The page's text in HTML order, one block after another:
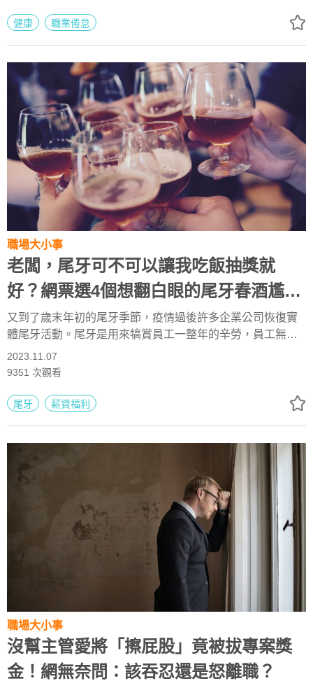
染！
健康 職業倦怠
職場大小事
老闆，尾牙可不可以讓我吃飯抽獎就
好？網票選4個想翻白眼的尾牙春酒尷尬
情境
又到了歲末年初的尾牙季節，疫情過後許多企業公司恢復實
體尾牙活動。尾牙是用來犒賞員工一整年的辛勞，員工無不
摩拳擦掌希望抽到大獎，卻又擔心另人尷尬員工表演或長官
致詞等橋段。你最想抽到什麼尾牙獎品？實體獎品好還是直
友票選結果。
2023.11.07
9351 次觀看
尾牙 薪資福利
職場大小事
沒幫主管愛將「擦屁股」竟被拔專案獎
金！網無奈問：該吞忍還是怒離職？